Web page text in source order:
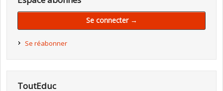
Se connecter →
Se réabonner
ToutEduc